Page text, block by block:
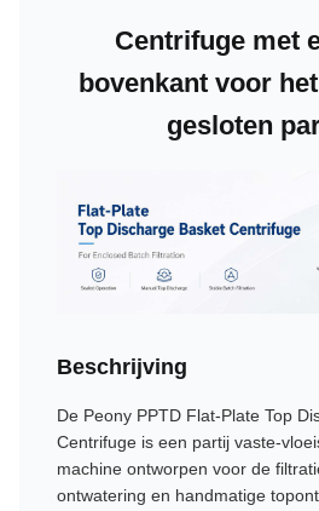
Centrifuge met
bovenkant voor
gesloten
Beschrijving
De Peony PPTD Flat-Plate Top
Centrifuge is een partij vaste-
machine ontworpen voor de
ontwatering en handmatige